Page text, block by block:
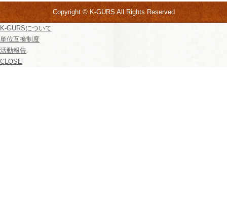
Copyright © K-GURS All Rights Reserved
K-GURSについて
単位互換制度
活動報告
CLOSE